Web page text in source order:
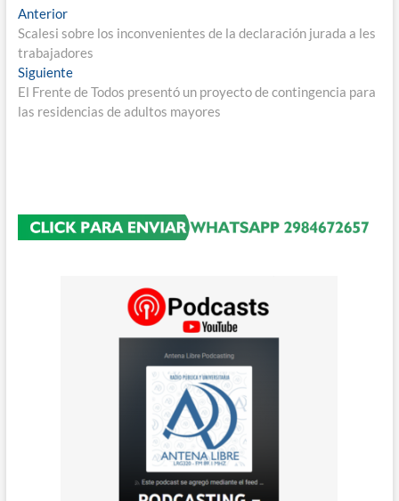
Navegación
de
entradas
AnteriorEntrada
anterior:
Scalesi sobre los inconvenientes de la declaración jurada a les
trabajadores
SiguienteEntrada
siguiente:
El Frente de Todos presentó un proyecto de contingencia para
las residencias de adultos mayores